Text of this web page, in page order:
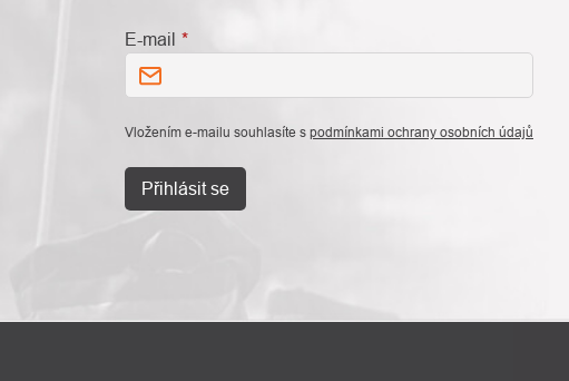
E-mail
Vložením e-mailu souhlasíte s podmínkami ochrany osobních údajů
Přihlásit se